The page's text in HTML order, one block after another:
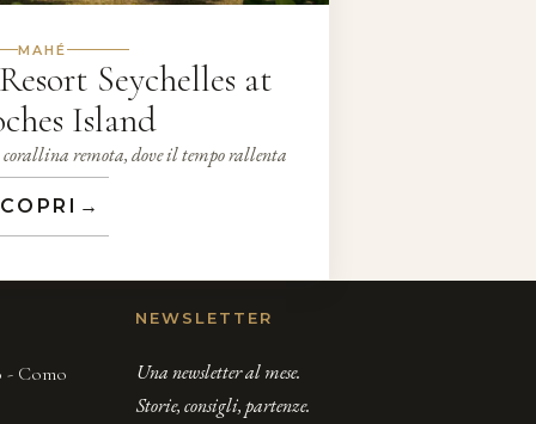
MAHÉ
Seychelles at
Island
remota, dove il tempo rallenta
→
- Como
NEWSLETTER
Una newsletter al mese.
Storie, consigli, partenze.